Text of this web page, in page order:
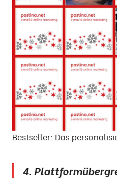
Bestseller: Das
4.